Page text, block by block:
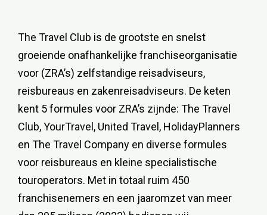
The Travel Club is de grootste en snelst
groeiende onafhankelijke franchiseorganisatie
voor (ZRA’s) zelfstandige reisadviseurs,
reisbureaus en zakenreisadviseurs. De keten
kent 5 formules voor ZRA’s zijnde: The Travel
Club, YourTravel, United Travel, HolidayPlanners
en The Travel Company en diverse formules
voor reisbureaus en kleine specialistische
touroperators. Met in totaal ruim 450
franchisenemers en een jaaromzet van meer